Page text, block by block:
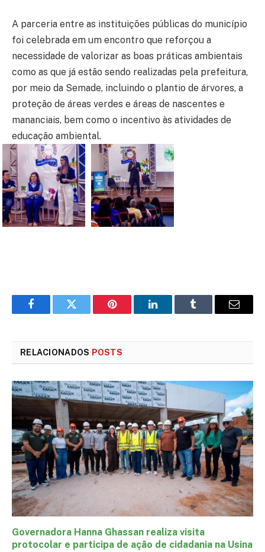
A parceria entre as instituições públicas do município
foi celebrada em um encontro que reforçou a
necessidade de valorizar as boas práticas ambientais
como as que já estão sendo realizadas pela prefeitura,
por meio da Semade, incluindo o plantio de árvores, a
proteção de áreas verdes e áreas de nascentes e
mananciais, bem como o incentivo às atividades de
educação ambiental.
FacebookTwitter Pinterest LinkedInTumblr
E-
RELACIONADOS POSTS
Governadora Hanna Ghassan realiza visita
protocolar e participa de ação de cidadania na Usina